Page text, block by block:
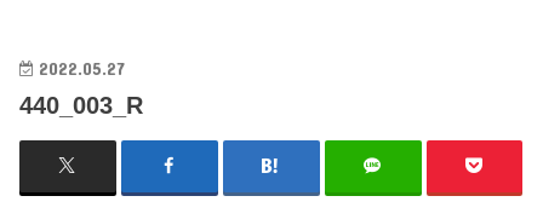
2022.05.27
440_003_R